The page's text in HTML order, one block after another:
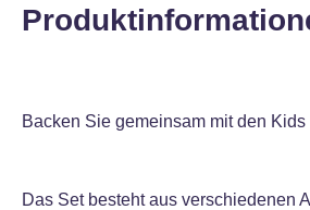
Backen Sie gemeinsam mit den
Das Set besteht aus verschiedenen